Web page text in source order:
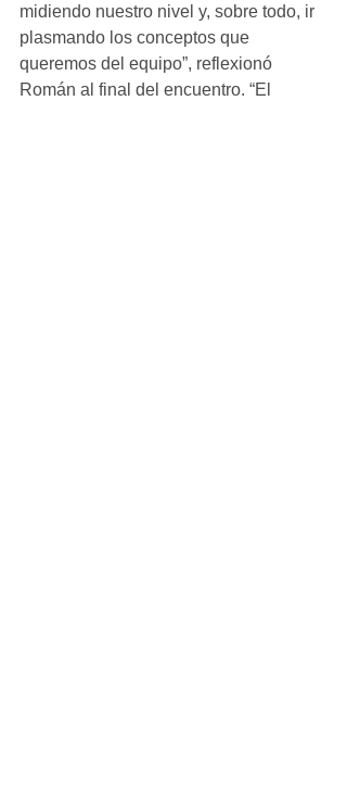
midiendo nuestro nivel y, sobre todo, ir
plasmando los conceptos que
queremos del equipo”, reflexionó
Román al final del encuentro. “El